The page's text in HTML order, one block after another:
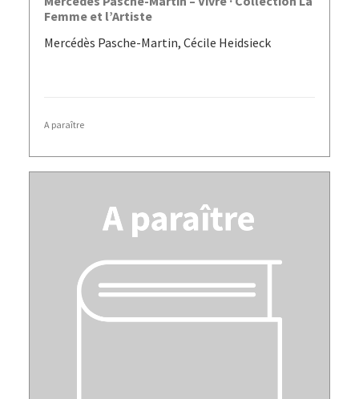
Femme et l’Artiste
Mercédès Pasche-Martin, Cécile Heidsieck
A paraître